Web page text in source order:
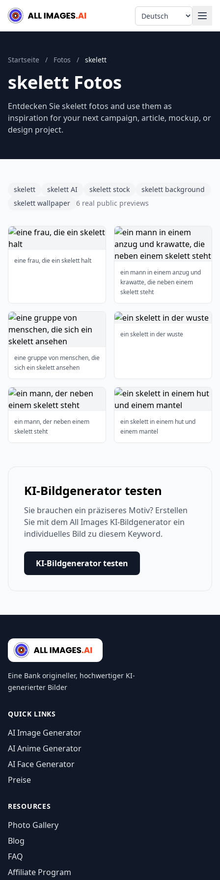
Language
Startseite / Fotos / skelett
skelett Fotos
Entdecken Sie skelett fotos and use them as
inspiration for your next campaign, article, mockup, or
design project.
skelett skelett AI skelett stock
skelett background
skelett wallpaper
6 real public previews
eine frau, die ein skelett halt
ein mann in einem anzug und
krawatte, die neben einem
skelett steht
eine gruppe von menschen, die
sich ein skelett ansehen
ein skelett in der wuste
ein mann, der neben einem
skelett steht
ein skelett in einem hut und
einem mantel
KI-Bildgenerator testen
Sie brauchen ein präziseres Motiv? Erstellen
Sie mit dem All Images KI-Bildgenerator ein
individuelles Bild zu diesem Keyword.
KI-Bildgenerator testen
Eine Bank origineller, hochwertiger KI-
generierter Bilder
QUICK LINKS
AI Image Generator
AI Anime Generator
AI Face Generator
Preise
RESOURCES
Photo Gallery
Blog
FAQ
Affiliate Program